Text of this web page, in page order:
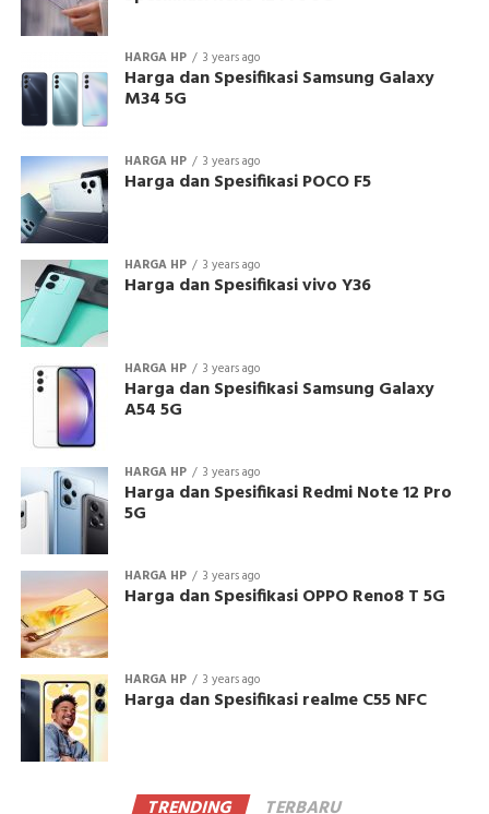
HARGA HP 3 years ago
Harga dan Spesifikasi Samsung Galaxy
M34 5G
HARGA HP 3 years ago
Harga dan Spesifikasi POCO F5
HARGA HP 3 years ago
Harga dan Spesifikasi vivo Y36
HARGA HP 3 years ago
Harga dan Spesifikasi Samsung Galaxy
A54 5G
HARGA HP 3 years ago
Harga dan Spesifikasi Redmi Note 12 Pro
5G
HARGA HP 3 years ago
Harga dan Spesifikasi OPPO Reno8 T 5G
HARGA HP 3 years ago
Harga dan Spesifikasi realme C55 NFC